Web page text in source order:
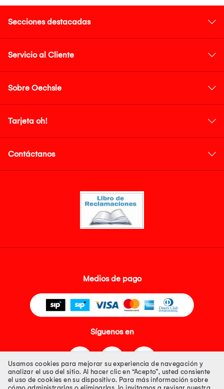
Secciones destacadas
Servicio al Cliente
Sobre Oechsle
Tarjeta oh!
Contáctanos
Medios de pago
Síguenos en
Usamos cookies para mejorar su experiencia de navegación y
analizar el uso del sitio. Al hacer clic en “Acepto”, usted consiente
el uso de cookies en su dispositivo. Para más información sobre